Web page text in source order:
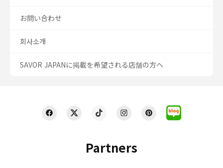
Partners
お問い合わせ
회사소개
SAVOR JAPANに掲載を希望される店舗の方へ